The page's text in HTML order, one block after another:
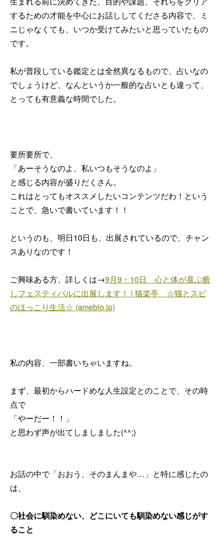
するための才能を中心にお話ししてくださる内容で、ミ
ニじゃなくても、いつか受けてみたいと思っていたもの
です。
私が普段している鑑定とは全然異なるもので、占いなの
でしょうけど、なんというか一般的な占いとも違って、
とっても有意義な時間でした。
要所要所で、
「あーそうなのよ、私いつもそうなのよ」
と感じる内容が盛りだくさん。
これはとってもオススメしたいコンテンツだわ！という
ことで、急いで書いています！！
というのも、明日10日も、出展されているので、チャン
スありなのです！
ご興味ある方、詳しくは→9月9・10日 心と体が喜ぶ癒
しフェスティバルに出展します！ | 猫楽亭 ☆猫とスピ
のほっこり生活☆ (ameblo.jp)
私の内容、一部書いちゃいますね。
まず、最初からハードめな人生設定とのことで、その時
点で
「やーだー！！」
と思わず声が出てしましました(^^;)
お話の中で「おおう、そのまんまや…」と特に感じたの
は、
〇社会に馴染めない、どこにいても馴染めない感じがす
ること